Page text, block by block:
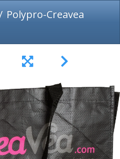
Polypro-Creavea